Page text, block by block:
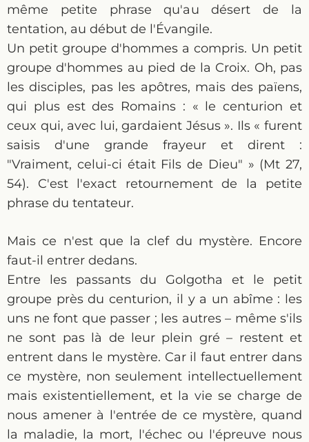
même petite phrase qu'au désert de la
tentation, au début de l'Évangile.
Un petit groupe d'hommes a compris. Un petit
groupe d'hommes au pied de la Croix. Oh, pas
les disciples, pas les apôtres, mais des païens,
qui plus est des Romains : « le centurion et
ceux qui, avec lui, gardaient Jésus ». Ils « furent
saisis d'une grande frayeur et dirent :
"Vraiment, celui-ci était Fils de Dieu" » (Mt 27,
54). C'est l'exact retournement de la petite
phrase du tentateur.
Mais ce n'est que la clef du mystère. Encore
faut-il entrer dedans.
Entre les passants du Golgotha et le petit
groupe près du centurion, il y a un abîme : les
uns ne font que passer ; les autres – même s'ils
ne sont pas là de leur plein gré – restent et
entrent dans le mystère. Car il faut entrer dans
ce mystère, non seulement intellectuellement
mais existentiellement, et la vie se charge de
nous amener à l'entrée de ce mystère, quand
la maladie, la mort, l'échec ou l'épreuve nous